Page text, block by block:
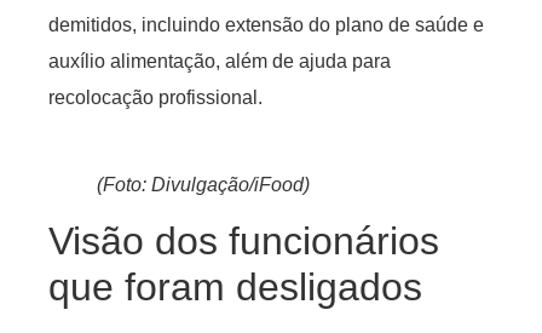
demitidos, incluindo extensão do plano de saúde e
auxílio alimentação, além de ajuda para
recolocação profissional.
(Foto: Divulgação/iFood)
Visão dos funcionários
que foram desligados